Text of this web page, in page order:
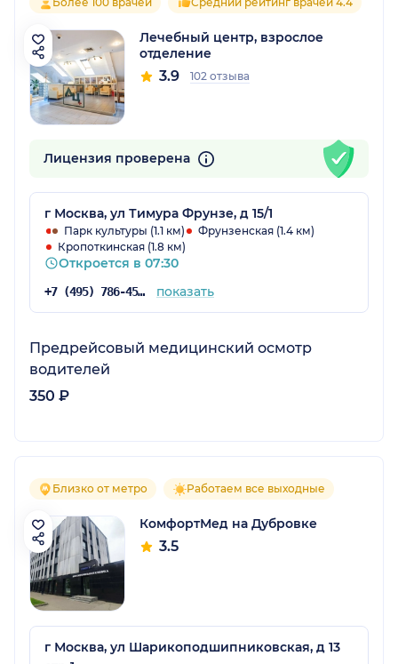
Лечебный центр, взрослое
отделение
3.9 102 отзыва
Лицензия проверена
г Москва, ул Тимура Фрунзе, д 15/1
Парк культуры (1.1 км)
Фрунзенская (1.4 км)
Кропоткинская (1.8 км)
Откроется в 07:30
+7 (495) 786-45-20 показать
Предрейсовый медицинский осмотр
водителей
350 ₽
Близко от метро Работаем все выходные
КомфортМед на Дубровке
3.5
г Москва, ул Шарикоподшипниковская, д 13